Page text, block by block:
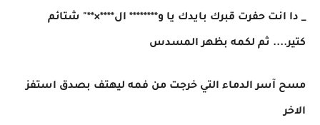
_ دا انت حفرت قبرك بايدك يا و******** ال****×**" شتائم
كتير.... ثم لكمه بظهر المسدس
مسح آسر الدماء التي خرجت من فمه ليهتف بصدق استفز
الاخر